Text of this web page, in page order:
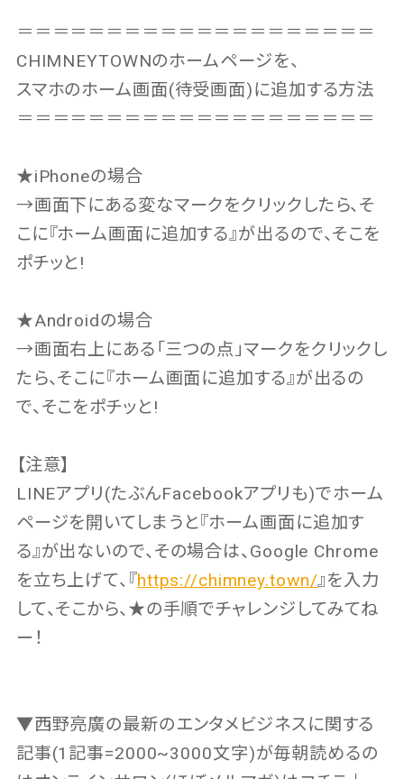
＝＝＝＝＝＝＝＝＝＝＝＝＝＝＝＝＝＝＝＝
CHIMNEYTOWNのホームページを、
スマホのホーム画面(待受画面)に追加する方法
＝＝＝＝＝＝＝＝＝＝＝＝＝＝＝＝＝＝＝＝
★iPhoneの場合
→画面下にある変なマークをクリックしたら、そ
こに『ホーム画面に追加する』が出るので、そこを
ポチッと!
★Androidの場合
→画面右上にある「三つの点」マークをクリックし
たら、そこに『ホーム画面に追加する』が出るの
で、そこをポチッと!
【注意】
LINEアプリ(たぶんFacebookアプリも)でホーム
ページを開いてしまうと『ホーム画面に追加す
る』が出ないので、その場合は、Google Chrome
を立ち上げて、『https://chimney.town/』を入力
して、そこから、★の手順でチャレンジしてみてね
ー！
▼西野亮廣の最新のエンタメビジネスに関する
記事(1記事=2000~3000文字)が毎朝読めるの